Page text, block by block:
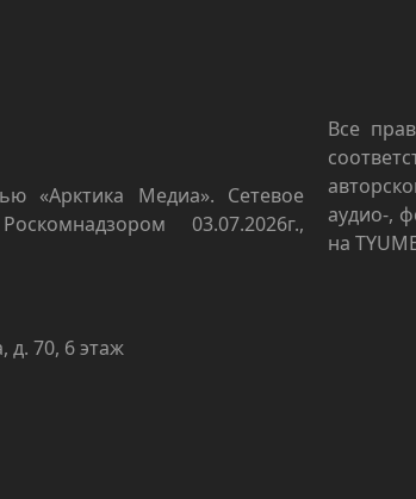
«Арктика Медиа». Сетевое
03.07.2026г.,
д. 70, 6 этаж
Все
аудио-,
на